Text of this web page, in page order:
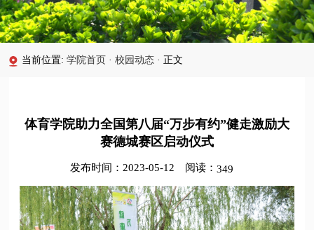
当前位置:学院首页 · 校园动态 · 正文
​体育学院助力全国第八届“万步有约”健走激励大
赛德城赛区启动仪式
发布时间：2023-05-12 阅读： 349